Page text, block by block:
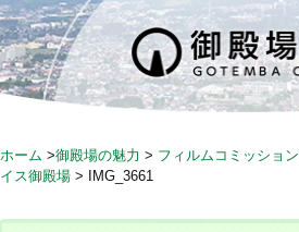
S
k
i
p
c
n
ホーム >御殿場の魅力 > フィルムコミッション
イス御殿場 > IMG_3661